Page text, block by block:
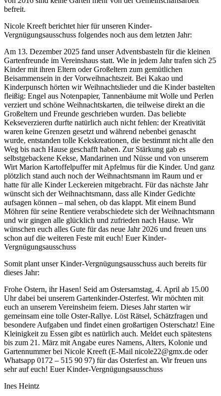
befreit.
Nicole Kreeft berichtet hier für unseren Kinder-
Vergnügungsausschuss folgendes noch aus dem letzten Jahr:
Am 13. Dezember 2025 fand unser Adventsbasteln für die kleinen
Gartenfreunde im Vereinshaus statt. Wie in jedem Jahr trafen sich 25
Kinder mit ihren Eltern oder Großeltern zum gemütlichen
Beisammensein in der Vorweihnachtszeit. Bei Kakao und
Kinderpunsch hörten wir Weihnachtslieder und die Kinder bastelten
fleißig: Engel aus Notenpapier, Tannenbäume mit Wolle und Perlen
verziert und schöne Weihnachtskarten, die teilweise direkt an die
Großeltern und Freunde geschrieben wurden. Das beliebte
Kekseverzieren durfte natürlich auch nicht fehlen: der Kreativität
waren keine Grenzen gesetzt und während nebenbei genascht
wurde, entstanden tolle Kekskreationen, die bestimmt nicht alle den
Weg bis nach Hause geschafft haben. Zur Stärkung gab es
selbstgebackene Kekse, Mandarinen und Nüsse und von unserem
Wirt Marion Kartoffelpuffer mit Apfelmus für die Kinder. Und ganz
plötzlich stand auch noch der Weihnachtsmann im Raum und er
hatte für alle Kinder Leckereien mitgebracht. Für das nächste Jahr
wünscht sich der Weihnachtsmann, dass alle Kinder Gedichte
aufsagen können – mal sehen, ob das klappt. Mit einem Bund
Möhren für seine Rentiere verabschiedete sich der Weihnachtsmann
und wir gingen alle glücklich und zufrieden nach Hause. Wir
wünschen euch alles Gute für das neue Jahr 2026 und freuen uns
schon auf die weiteren Feste mit euch! Euer Kinder-
Vergnügungsausschuss
Somit plant unser Kinder-Vergnügungsausschuss auch bereits für
dieses Jahr:
Frohe Ostern, ihr Hasen! Seid am Ostersamstag, 4. April ab 15.00
Uhr dabei bei unserem Gartenkinder-Osterfest. Wir möchten mit
euch an unserem Vereinsheim feiern. Dieses Jahr starten wir
gemeinsam eine tolle Oster-Rallye. Löst Rätsel, Schätzfragen und
besondere Aufgaben und findet einen großartigen Osterschatz! Eine
Kleinigkeit zu Essen gibt es natürlich auch. Meldet euch spätestens
bis zum 21. März mit Angabe eures Namens, Alters, Kolonie und
Gartennummer bei Nicole Kreeft (E-Mail nicole22@gmx.de oder
Whatsapp 0172 – 515 90 97) für das Osterfest an. Wir freuen uns
sehr auf euch! Euer Kinder-Vergnügungsausschuss
Ines Heintz